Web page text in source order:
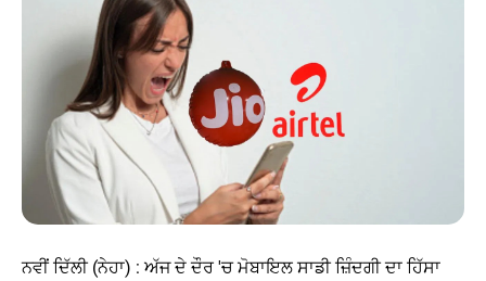
ਨਵੀਂ ਦਿੱਲੀ (ਨੇਹਾ) : ਅੱਜ ਦੇ ਦੌਰ 'ਚ ਮੋਬਾਇਲ ਸਾਡੀ ਜ਼ਿੰਦਗੀ ਦਾ ਹਿੱਸਾ